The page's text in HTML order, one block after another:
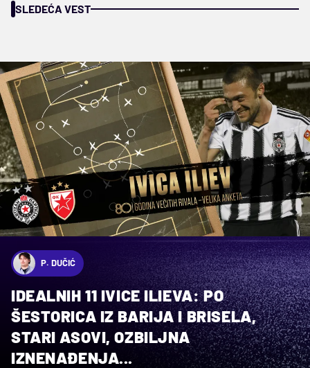
SLEDEĆA VEST
P. DUČIĆ
IDEALNIH 11 IVICE ILIEVA: PO
ŠESTORICA IZ BARIJA I BRISELA,
STARI ASOVI, OZBILJNA
IZNENAĐENJA...